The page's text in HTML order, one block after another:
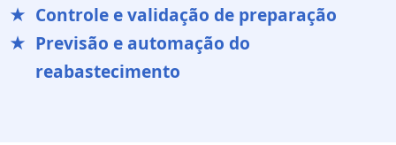
Controle e validação de preparação
Previsão e automação do
reabastecimento